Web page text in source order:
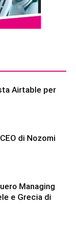
Airtable per
di Nozomi
Managing
e Grecia di